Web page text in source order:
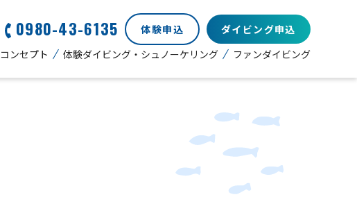
0980-43-6135 体験申込
ダイビング申込
コンセプト 体験ダイビング・シュノーケリング ファンダイビング